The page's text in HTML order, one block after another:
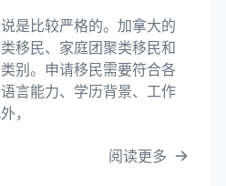
是比较严格的。加拿大的
移民、家庭团聚类移民和
别。申请移民需要符合各
言能力、学历背景、工作
，
阅读更多